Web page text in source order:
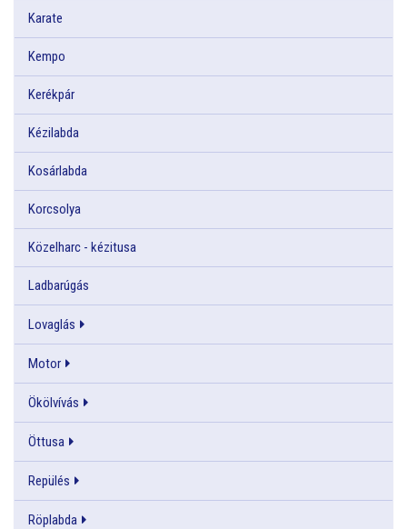
Karate
Kempo
Kerékpár
Kézilabda
Kosárlabda
Korcsolya
Közelharc - kézitusa
Ladbarúgás
Lovaglás
Motor
Ökölvívás
Öttusa
Repülés
Röplabda